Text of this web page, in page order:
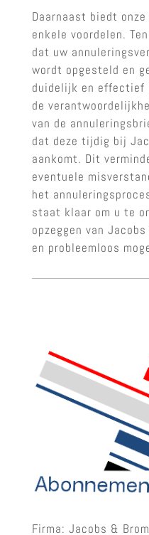
Daarnaast biedt
enkele voordelen.
dat uw
wordt opgesteld en
duidelijk en effectief
de
van de
dat deze tijdig bij
aankomt. Dit
eventuele
het
staat klaar om u te
opzeggen van
en probleemloos
Firma: Jacobs &